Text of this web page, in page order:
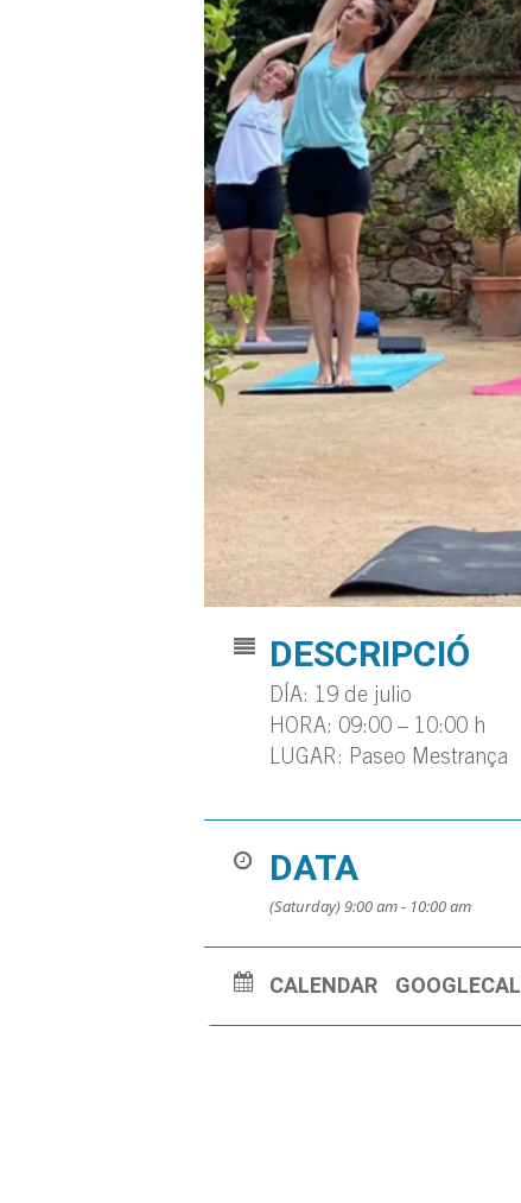
DESCRIPCIÓ
DÍA: 19 de julio
HORA: 09:00 – 10:00 h
LUGAR: Paseo Mestrança
DATA
(Saturday) 9:00 am - 10:00 am
CALENDAR GOOGLECAL